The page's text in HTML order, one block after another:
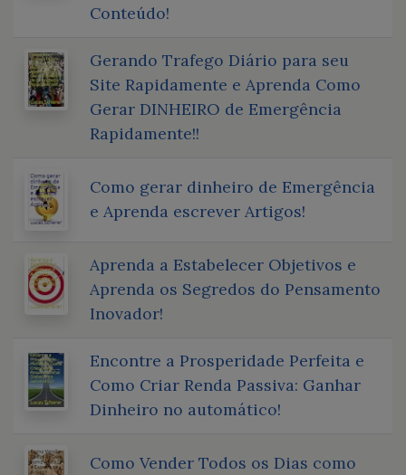
Conteúdo!
Gerando Trafego Diário para seu
Site Rapidamente e Aprenda Como
Gerar DINHEIRO de Emergência
Rapidamente!!
Como gerar dinheiro de Emergência
e Aprenda escrever Artigos!
Aprenda a Estabelecer Objetivos e
Aprenda os Segredos do Pensamento
Inovador!
Encontre a Prosperidade Perfeita e
Como Criar Renda Passiva: Ganhar
Dinheiro no automático!
Como Vender Todos os Dias como